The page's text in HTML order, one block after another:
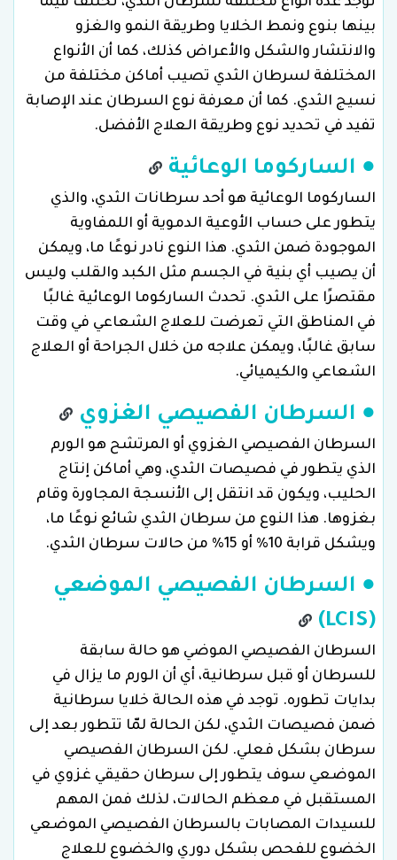
بينها بنوع ونمط الخلايا وطريقة النمو والغزو
والانتشار والشكل والأعراض كذلك، كما أن الأنواع
المختلفة لسرطان الثدي تصيب أماكن مختلفة من
نسيج الثدي. كما أن معرفة نوع السرطان عند الإصابة
تفيد في تحديد نوع وطريقة العلاج الأفضل.
● الساركوما الوعائية
الساركوما الوعائية هو أحد سرطانات الثدي، والذي
يتطور على حساب الأوعية الدموية أو اللمفاوية
الموجودة ضمن الثدي. هذا النوع نادر نوعًا ما، ويمكن
أن يصيب أي بنية في الجسم مثل الكبد والقلب وليس
مقتصرًا على الثدي. تحدث الساركوما الوعائية غالبًا
في المناطق التي تعرضت للعلاج الشعاعي في وقت
سابق غالبًا، ويمكن علاجه من خلال الجراحة أو العلاج
الشعاعي والكيميائي.
● السرطان الفصيصي الغزوي
السرطان الفصيصي الغزوي أو المرتشح هو الورم
الذي يتطور في فصيصات الثدي، وهي أماكن إنتاج
الحليب، ويكون قد انتقل إلى الأنسجة المجاورة وقام
بغزوها. هذا النوع من سرطان الثدي شائع نوعًا ما،
ويشكل قرابة 10% أو 15% من حالات سرطان الثدي.
● السرطان الفصيصي الموضعي
(LCIS)
السرطان الفصيصي الموضي هو حالة سابقة
للسرطان أو قبل سرطانية، أي أن الورم ما يزال في
بدايات تطوره. توجد في هذه الحالة خلايا سرطانية
ضمن فصيصات الثدي، لكن الحالة لمّا تتطور بعد إلى
سرطان بشكل فعلي. لكن السرطان الفصيصي
الموضعي سوف يتطور إلى سرطان حقيقي غزوي في
المستقبل في معظم الحالات، لذلك فمن المهم
للسيدات المصابات بالسرطان الفصيصي الموضعي
الخضوع للفحص بشكل دوري والخضوع للعلاج